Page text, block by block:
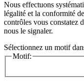
Nous effectuons
légalité et la conformité
contrôles vous constatez
nous le signaler.
Sélectionnez un motif
Motif: